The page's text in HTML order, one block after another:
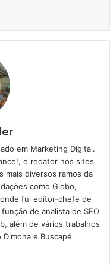
em Marketing Digital.
e redator nos sites
mais diversos ramos da
como Globo,
fui editor-chefe de
de analista de SEO
além de vários trabalhos
e Buscapé.